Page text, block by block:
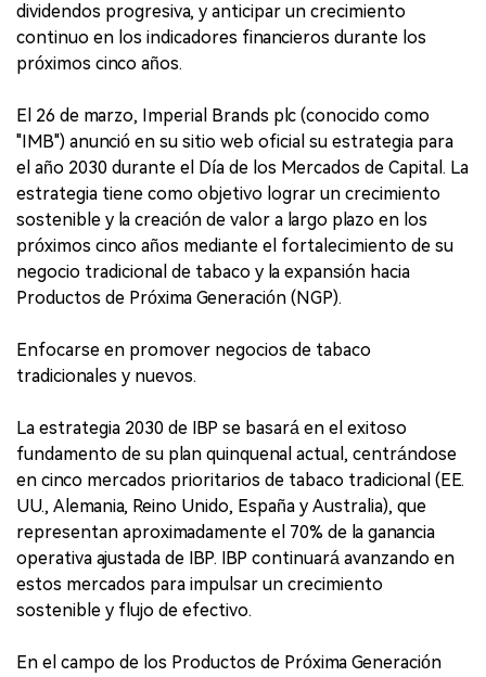
dividendos progresiva, y anticipar un crecimiento
continuo en los indicadores financieros durante los
próximos cinco años.
El 26 de marzo, Imperial Brands plc (conocido como
"IMB") anunció en su sitio web oficial su estrategia para
el año 2030 durante el Día de los Mercados de Capital. La
estrategia tiene como objetivo lograr un crecimiento
sostenible y la creación de valor a largo plazo en los
próximos cinco años mediante el fortalecimiento de su
negocio tradicional de tabaco y la expansión hacia
Productos de Próxima Generación (NGP).
Enfocarse en promover negocios de tabaco
tradicionales y nuevos.
La estrategia 2030 de IBP se basará en el exitoso
fundamento de su plan quinquenal actual, centrándose
en cinco mercados prioritarios de tabaco tradicional (EE.
UU., Alemania, Reino Unido, España y Australia), que
representan aproximadamente el 70% de la ganancia
operativa ajustada de IBP. IBP continuará avanzando en
estos mercados para impulsar un crecimiento
sostenible y flujo de efectivo.
En el campo de los Productos de Próxima Generación